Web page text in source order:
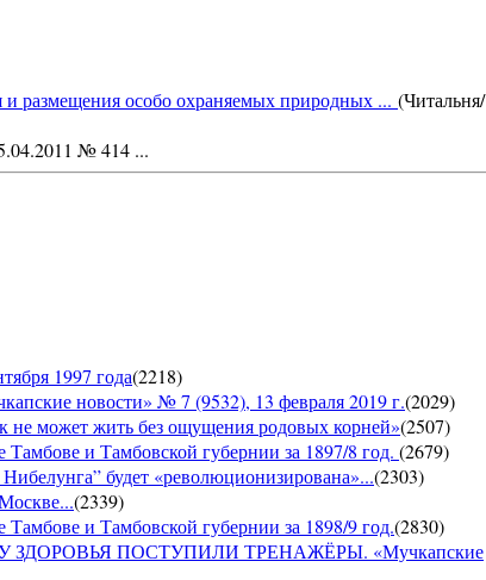
особо охраняемых природных ... (Читальня/
№ 414 ...
1997 года(2218)
новости» № 7 (9532), 13 февраля 2019 г.(2029)
жить без ощущения родовых корней»(2507)
и Тамбовской губернии за 1897/8 год. (2679)
будет «революционизирована»...(2303)
(2339)
и Тамбовской губернии за 1898/9 год.(2830)
ПОСТУПИЛИ ТРЕНАЖЁРЫ. «Мучкапские